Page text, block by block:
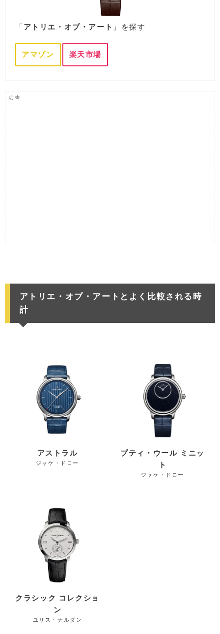
「 アトリエ・オブ・アート 」を探す
アマゾン 楽天市場
広告
アトリエ・オブ・アートとよく比較される時
計
アストラル
ジャケ・ドロー
プティ・ウール ミニッ
ト
ジャケ・ドロー
クラシック コレクショ
ン
ユリス・ナルダン